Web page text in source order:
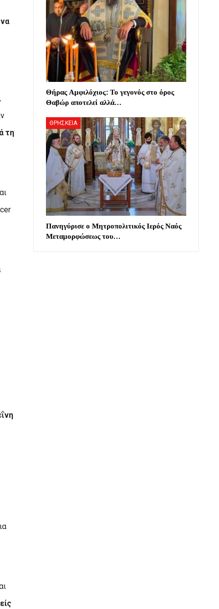
,
τη
Θήρας Αμφιλόχιος: Το γεγονός στο όρος
Θαβώρ αποτελεί αλλά…
ΘΡΗΣΚΕΙΑ
Πανηγύρισε ο Μητροπολιτικός Ιερός Ναός
Μεταμορφώσεως του…